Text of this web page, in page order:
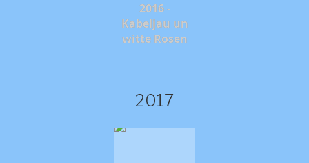
2016 -
Kabeljau un
witte Rosen
2017